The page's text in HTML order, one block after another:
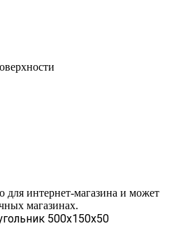
для интернет-магазина и может
магазинах.
500x150x50